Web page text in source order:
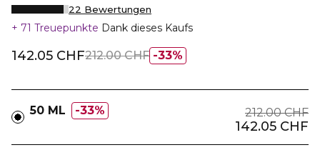
22 Bewertungen
71 Treuepunkte Dank dieses Kaufs
33%
142.05 CHF212.00 CHF
50 ML 33% 212.00 CHF
142.05 CHF